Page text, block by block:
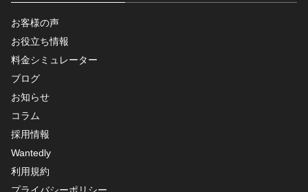
お客様の声
お役立ち情報
料金シミュレーター
ブログ
お知らせ
コラム
採用情報
Wantedly
利用規約